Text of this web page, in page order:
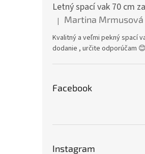
Hodnotenie produktu je 5 z 5
| Martina Mrmusová
Kvalitný a veľmi pekný spací
dodanie , určite odporúčam 😊
Facebook
Instagram